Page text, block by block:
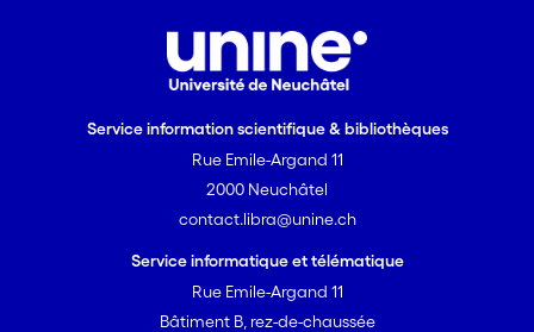
Service information scientifique & bibliothèques
Rue Emile-Argand 11
2000 Neuchâtel
contact.libra@unine.ch
Service informatique et télématique
Rue Emile-Argand 11
Bâtiment B, rez-de-chaussée